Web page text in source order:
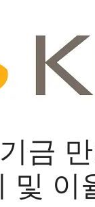
금
및 이